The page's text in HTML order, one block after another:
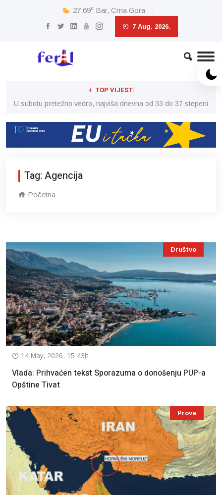
27.69c Bar, Crna Gora
7 Aug. 2026.
TOP VIJEST:
U subotu pretežno vedro, najviša dnevna od 33 do 37 stepeni
Tag: Agencija
Početna
Društvo
14 May, 2026. 15:43h
Vlada: Prihvaćen tekst Sporazuma o donošenju PUP-a
Opštine Tivat
Prova